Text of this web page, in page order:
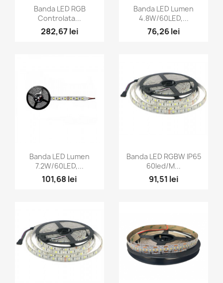
Vizualizare rapida
Banda LED RGB
Controlata...
282,67 lei
Vizualizare rapida
Banda LED Lumen
4.8W/60LED,...
76,26 lei
Vizualizare rapida
Banda LED Lumen
7.2W/60LED,...
101,68 lei
Vizualizare rapida
Banda LED RGBW IP65
60led/M...
91,51 lei